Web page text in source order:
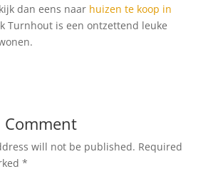
dan eens naar huizen te koop in
Turnhout is een ontzettend leuke
Comment
will not be published. Required
*